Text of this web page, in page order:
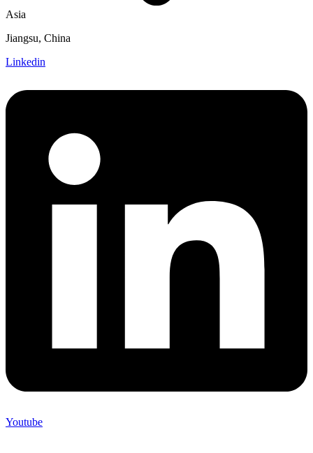
Asia
Jiangsu, China
Linkedin
Youtube